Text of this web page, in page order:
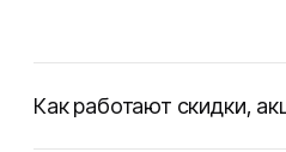
Как работают скидки,